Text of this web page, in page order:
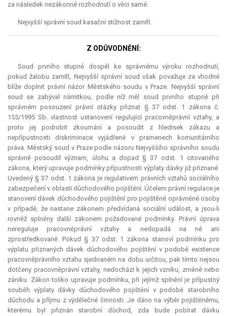
za následek nezákonné rozhodnutí o věci samé.
Nejvyšší správní soud kasační stížnost zamítl.
Z ODŮVODNĚNÍ:
Soud prvního stupně dospěl ke správnému výroku rozhodnutí,
pokud žalobu zamítl, Nejvyšší správní soud však považuje za vhodné
blíže doplnit právní názor Městského soudu v Praze. Nejvyšší správní
soud se zabýval námitkou, podle níž měl soud prvního stupně při
správném posouzení právní otázky přiznat § 37 odst. 1 zákona č.
155/1995 Sb. vlastnost ustanovení regulující pracovněprávní vztahy, a
proto jej podrobit zkoumání a posoudit z hledisek zákazu a
nepřípustnosti diskriminace vyjádřené v pramenech komunitárního
práva. Městský soud v Praze podle názoru Nejvyššího správního soudu
správně posoudil význam, úlohu a dopad § 37 odst. 1 citovaného
zákona, který upravuje podmínky přípustnosti výplaty dávky již přiznané.
Uvedený § 37 odst. 1 zákona je regulativem právních vztahů sociálního
zabezpečení v oblasti důchodového pojištění. Účelem právní regulace je
stanovení dávek důchodového pojištění pro pojištěné oprávněné osoby
v případě, že nastane zákonem předvídaná sociální událost, a jsou-li
rovněž splněny další zákonem požadované podmínky. Právní úprava
nereguluje pracovněprávní vztahy a nedopadá na ně ani
zprostředkovaně. Pokud § 37 odst. 1 zákona stanoví podmínku pro
výplatu přiznaných dávek důchodového pojištění v podobě existence
pracovněprávního vztahu sjednaném na dobu určitou, pak tímto nejsou
dotčeny pracovněprávní vztahy, nedochází k jejich vzniku, změně nebo
zániku. Zákon toliko upravuje podmínku, při jejímž splnění je přípustný
souběh výplaty dávky důchodového pojištění v podobě starobního
důchodu a příjmu z výdělečné činnosti. Je dáno na výběr pojištěnému,
kterému byl přiznán starobní důchod, zda bude pobírat dávku